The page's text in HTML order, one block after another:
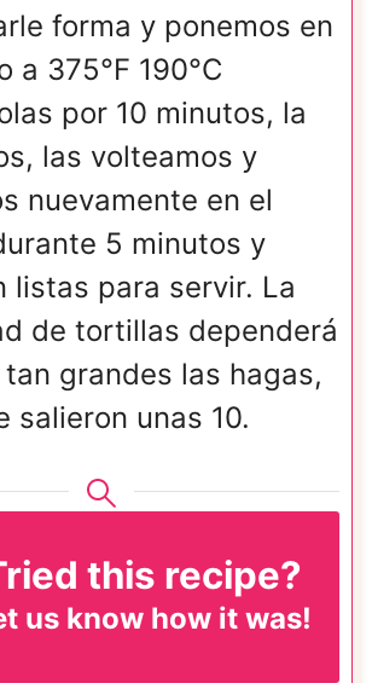
forma y ponemos en
a 375°F 190°C
por 10 minutos, la
las volteamos y
nuevamente en el
5 minutos y
listas para servir. La
de tortillas dependerá
grandes las hagas,
salieron unas 10.
this recipe?
us know how it was!